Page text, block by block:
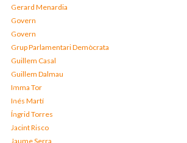
Gerard Menardia
Govern
Govern
Grup Parlamentari Demòcrata
Guillem Casal
Guillem Dalmau
Imma Tor
Inés Martí
Íngrid Torres
Jacint Risco
Jaume Serra